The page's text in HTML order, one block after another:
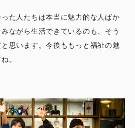
た人たちは本当に魅力的な人ばか
ながら生活できているのも、そう
思います。今後ももっと福祉の魅
。